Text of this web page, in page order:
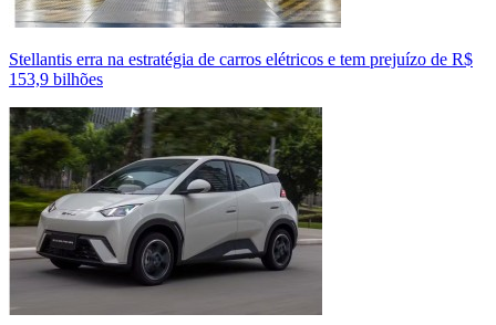
Stellantis erra na estratégia de carros elétricos e tem prejuízo de R$
153,9 bilhões